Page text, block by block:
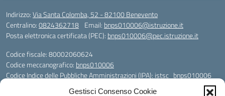
Gestisci Consenso Cookie
Indirizzo:Via Santa Colomba, 52 - 82100 Benevento
Centralino:0824362718 Email: bnps010006@istruzione.it
Posta elettronica certificata (PEC): bnps010006@pec.istruzione.it
Codice fiscale: 80002060624
Codice meccanografico: bnps010006
Codice Indice delle Pubbliche Amministrazioni (IPA): istsc_bnps010006
Codice unico di fatturazione (CUF): UFHWS5